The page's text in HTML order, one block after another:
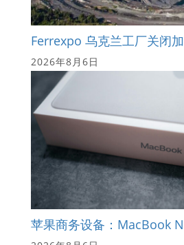
Ferrexpo 乌克兰工厂关闭
2026年8月6日
苹果商务设备：MacBook